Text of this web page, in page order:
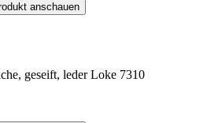
anschauen
geseift, leder Loke 7310